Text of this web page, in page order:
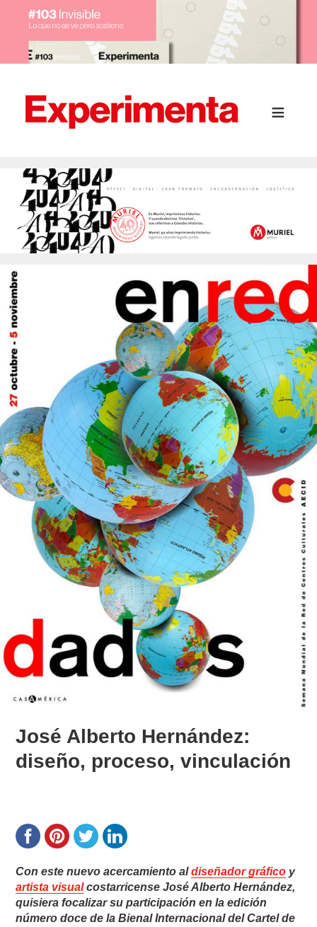
José Alberto Hernández:
diseño, proceso, vinculación
Con este nuevo acercamiento aldiseñador gráfico y
artista visualcostarricense José Alberto Hernández,
quisiera focalizar su participación en la edición
número doce de la Bienal Internacional del Cartel de